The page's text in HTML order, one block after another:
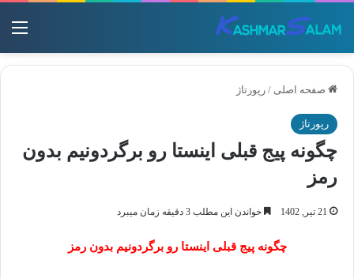
صفحه اصلی / رپورتاژ
رپورتاژ
چگونه پیج قبلی اینستا رو برگردونیم بدون
رمز
21 تیر, 1402 خواندن این مطلب 3 دقیقه زمان میبرد
چگونه پیج قبلی اینستا رو برگردونیم بدون رمز